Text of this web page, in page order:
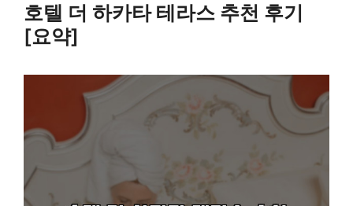
호텔 더 하카타 테라스 추천 후기
[요약]